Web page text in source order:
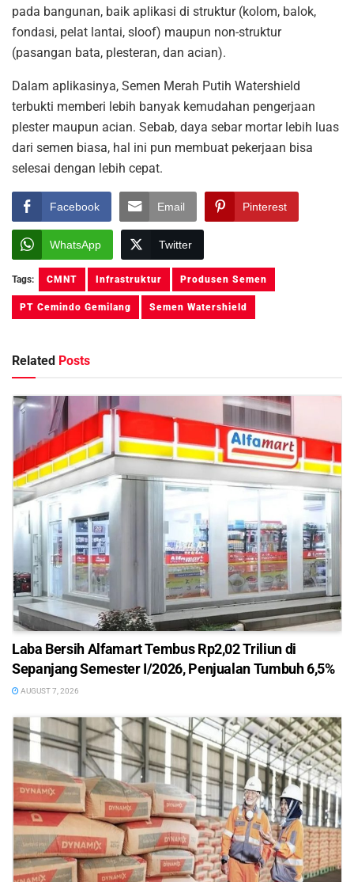
pada bangunan, baik aplikasi di struktur (kolom, balok,
fondasi, pelat lantai, sloof) maupun non-struktur
(pasangan bata, plesteran, dan acian).
Dalam aplikasinya, Semen Merah Putih Watershield
terbukti memberi lebih banyak kemudahan pengerjaan
plester maupun acian. Sebab, daya sebar mortar lebih luas
dari semen biasa, hal ini pun membuat pekerjaan bisa
selesai dengan lebih cepat.
Facebook Email Pinterest
WhatsApp Twitter
Tags: CMNT Infrastruktur Produsen Semen
PT Cemindo Gemilang Semen Watershield
Related Posts
Laba Bersih Alfamart Tembus Rp2,02 Triliun di
Sepanjang Semester I/2026, Penjualan Tumbuh 6,5%
AUGUST 7, 2026